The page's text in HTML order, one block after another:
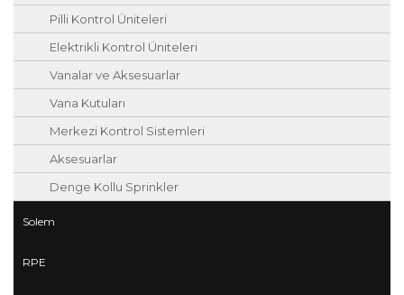
Pilli Kontrol Üniteleri
Elektrikli Kontrol Üniteleri
Vanalar ve Aksesuarlar
Vana Kutuları
Merkezi Kontrol Sistemleri
Aksesuarlar
Denge Kollu Sprinkler
Solem
RPE